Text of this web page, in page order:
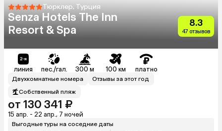
Тюрклер, Турция
Senza Hotels The Inn
Resort & Spa
8.3
47 отзывов
линия пес./гал. 300 м 100 км платно
Двухкомнатные номера
Отзывы за этот год
Собственный пляж
от 130 341 ₽
15 апр. - 22 апр., 7 ночей
Выгодные туры на соседние даты